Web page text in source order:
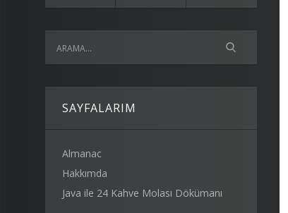
SAYFALARIM
Almanac
Hakkımda
Java ile 24 Kahve Molası Dökümanı